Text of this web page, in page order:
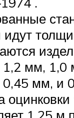
идут
1,2 мм, 1,0
мм, и
оцинковки